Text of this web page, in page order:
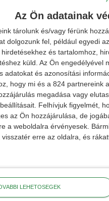
Az Ön adatainak
tárolunk és/vagy férünk
dolgozunk fel, például egyedi
és tartalomhoz,
küld. Az Ön engedélyével
adatokat és azonosítási
hogy mi és a 824 partnereink
megadása vagy
Felhívjuk figyelmét,
az Ön hozzájárulása, de
a weboldalra érvényesek.
erre az oldalra, és
LEHETŐSÉGEK